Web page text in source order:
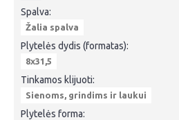
Spalva:
Žalia spalva
Plytelės dydis (formatas):
8x31,5
Tinkamos klijuoti:
Sienoms, grindims ir laukui
Plytelės forma: